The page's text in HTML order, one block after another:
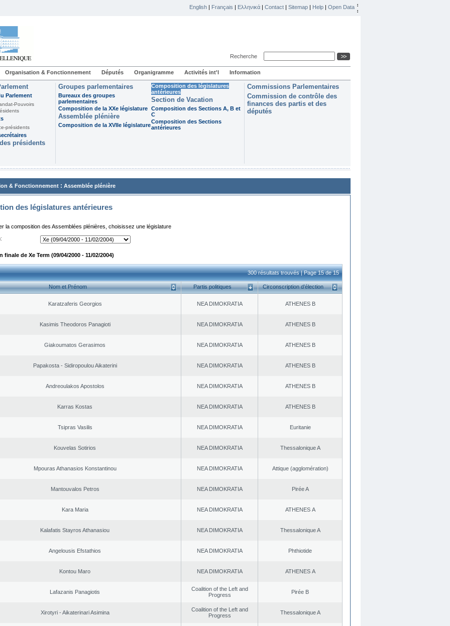
English | Français | Ελληνικά | Contact | Sitemap | Help | Open Data
Recherche
Organisation & Fonctionnement Députés Organigramme Activités int'l Information
Parlement
Pouvoirs
présidents
présidents
Groupes parlementaires
Bureaux des groupes
parlementaires
Composition de la XXe législature
Assemblée plénière
Composition de la XVIIe législature
Composition des législatures
antérieures
Section de Vacation
Composition des Sections A, B et
C
Composition des Sections
antérieures
Commissions Parlementaires
Commission de contrôle des
finances des partis et des
députés
& Fonctionnement : Assemblée plénière
des législatures antérieures
la composition des Assemblées plénières, choisissez une législature
de Xe Term (09/04/2000 - 11/02/2004)
300 résultats trouvés | Page 15 de 15
Nom et Prénom Partis politiques Circonscription d’élection
Karatzaferis Georgios NEA DΙMOKRATIA ATHENES Β
Kasimis Theodoros Panagioti NEA DΙMOKRATIA ATHENES Β
Giakoumatos Gerasimos NEA DΙMOKRATIA ATHENES Β
Papakosta - Sidiropoulou Aikaterini NEA DΙMOKRATIA ATHENES Β
Andreoulakos Apostolos NEA DΙMOKRATIA ATHENES Β
Karras Kostas NEA DΙMOKRATIA ATHENES Β
Tsipras Vasilis NEA DΙMOKRATIA Euritanie
Kouvelas Sotirios NEA DΙMOKRATIA Thessalonique A
Mpouras Athanasios Konstantinou NEA DΙMOKRATIA Αttique (agglomération)
Mantouvalos Petros NEA DΙMOKRATIA Pirée A
Kara Maria NEA DΙMOKRATIA ATHENES Α
Kalafatis Stayros Athanasiou NEA DΙMOKRATIA Thessalonique A
Angelousis Efstathios NEA DΙMOKRATIA Phthiotide
Kontou Maro NEA DΙMOKRATIA ATHENES Α
Lafazanis Panagiotis
Coalition of the Left and
Progress
Pirée B
Xirotyri - Aikaterinari Asimina
Coalition of the Left and
Progress
Thessalonique A